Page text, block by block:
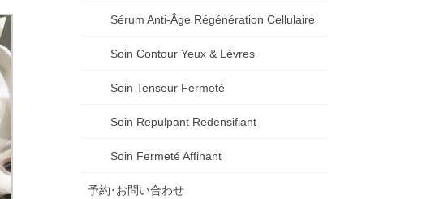
Sérum Anti-Âge Régénération Cellulaire
Soin Contour Yeux & Lèvres
Soin Tenseur Fermeté
Soin Repulpant Redensifiant
Soin Fermeté Affinant
予約･お問い合わせ